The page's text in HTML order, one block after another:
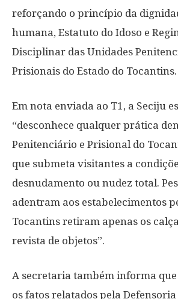
reforçando o princípio da
humana, Estatuto do Idoso e
Disciplinar das Unidades
Prisionais do Estado do Tocantins.
Em nota enviada ao T1, a Seciju
“desconhece qualquer prática
Penitenciário e Prisional do
que submeta visitantes a
desnudamento ou nudez total.
adentram aos estabelecimentos
Tocantins retiram apenas os
revista de objetos”.
A secretaria também informa
os fatos relatados pela